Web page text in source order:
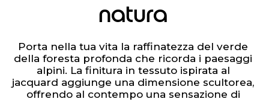
natura
Porta nella tua vita la raffinatezza del verde
della foresta profonda che ricorda i paesaggi
alpini. La finitura in tessuto ispirata al
jacquard aggiunge una dimensione scultorea,
offrendo al contempo una sensazione di